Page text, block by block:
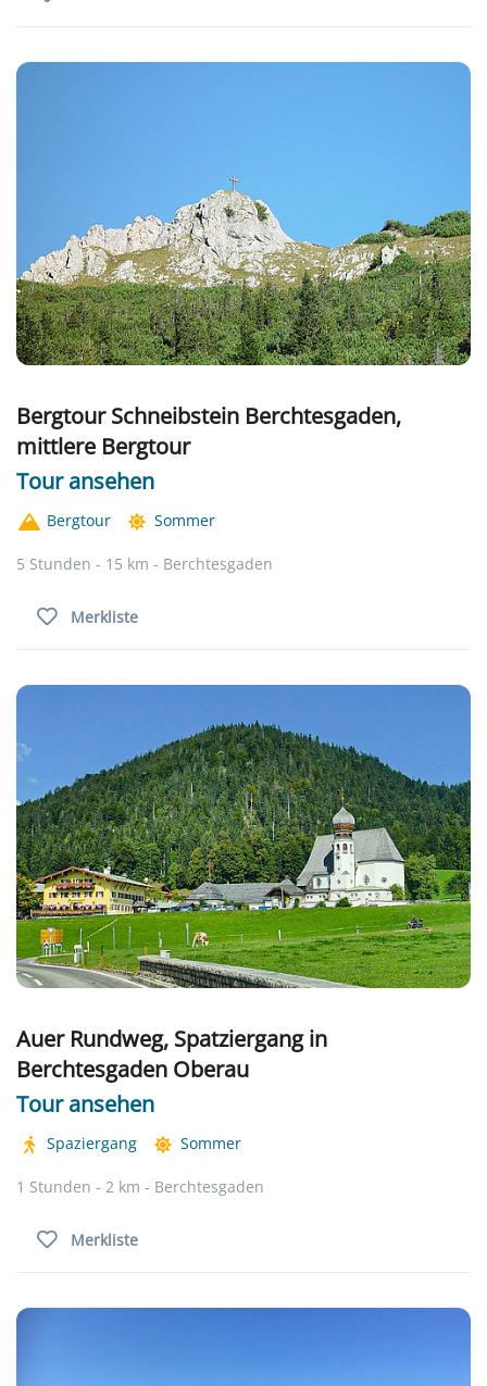
Bergtour Schneibstein Berchtesgaden,
mittlere Bergtour
Tour ansehen
Bergtour Sommer
5 Stunden - 15 km - Berchtesgaden
Merkliste
Auer Rundweg, Spatziergang in
Berchtesgaden Oberau
Tour ansehen
Spaziergang Sommer
1 Stunden - 2 km - Berchtesgaden
Merkliste